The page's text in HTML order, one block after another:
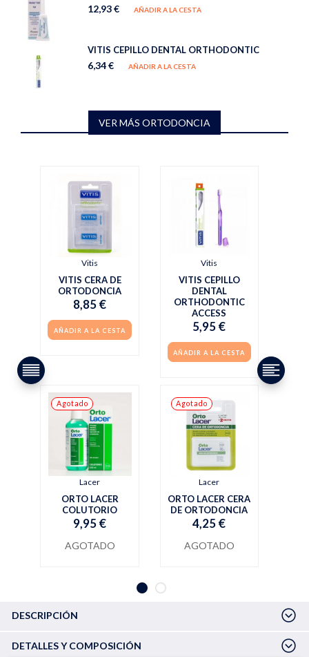
12,93 € AÑADIR A LA CESTA
VITIS CEPILLO DENTAL ORTHODONTIC
6,34 € AÑADIR A LA CESTA
VER MÁS ORTODONCIA
Vitis
VITIS CERA DE
ORTODONCIA
8,85 €
AÑADIR A LA CESTA
Vitis
VITIS CEPILLO
DENTAL
ORTHODONTIC
ACCESS
5,95 €
AÑADIR A LA CESTA
Agotado
Lacer
ORTO LACER
COLUTORIO
9,95 €
AGOTADO
Agotado
Lacer
ORTO LACER CERA
DE ORTODONCIA
4,25 €
AGOTADO
DESCRIPCIÓN
DETALLES Y COMPOSICIÓN